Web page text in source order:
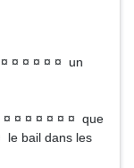
¤ ¤ ¤ ¤ ¤ un
¤ ¤ ¤ ¤ ¤ ¤ ¤ que
le bail dans les